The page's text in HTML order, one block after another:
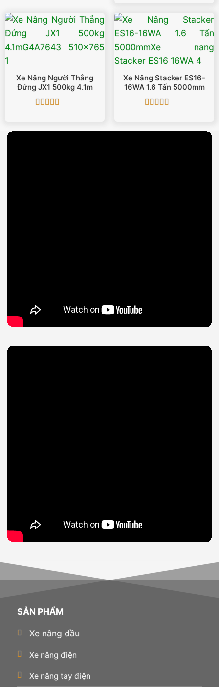
Xe Nâng Người Thẳng
Đứng JX1 500kg 4.1m
Xe Nâng Stacker ES16-
16WA 1.6 Tấn 5000mm
SẢN PHẨM
Xe nâng dầu
Xe nâng điện
Xe nâng tay điện